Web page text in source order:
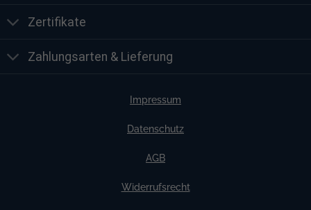
Zertifikate
Zahlungsarten & Lieferung
Impressum
Datenschutz
AGB
Widerrufsrecht